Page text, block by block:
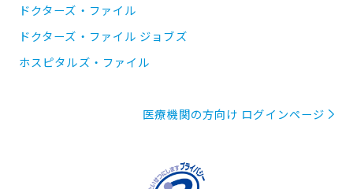
ドクターズ・ファイル
ドクターズ・ファイル ジョブズ
ホスピタルズ・ファイル
医療機関の方向け ログインページ